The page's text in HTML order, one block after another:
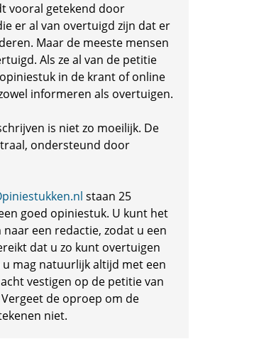
vooral getekend door
er al van overtuigd zijn dat er
Maar de meeste mensen
Als ze al van de petitie
in de krant of online
informeren als overtuigen.
is niet zo moeilijk. De
ondersteund door
staan 25
goed opiniestuk. U kunt het
een redactie, zodat u een
dat u zo kunt overtuigen
u mag natuurlijk altijd met een
vestigen op de petitie van
de oproep om de
niet.